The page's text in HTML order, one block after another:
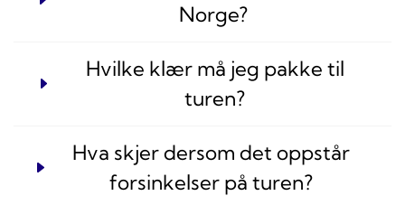
Norge?
Hvilke klær må jeg pakke til
turen?
Hva skjer dersom det oppstår
forsinkelser på turen?